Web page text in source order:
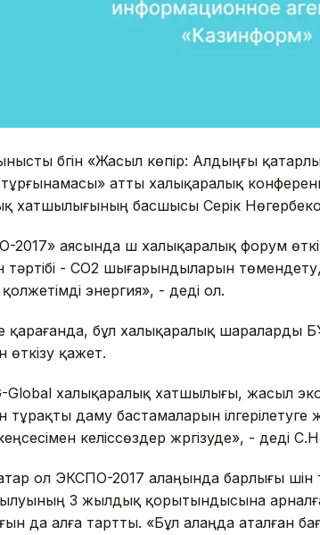
бүгін «Жасыл көпір: Алдыңғы
тұрғынамасы» атты халықаралық
хатшылығының басшысы Серік
2017» аясында үш халықаралық форум
тәртібі - СО2 шығарындыларын төмендету,
қолжетімді энергия», - деді ол.
қарағанда, бұл халықаралық шараларды
өткізу қажет.
G-Global халықаралық хатшылығы, жасыл
тұрақты даму бастамаларын
келіссөздер жүргізуде», - деді
ол ЭКСПО-2017 алаңында барлығы үшін
3 жылдық қорытындысына
да алға тартты. «Бұл алаңда аталған